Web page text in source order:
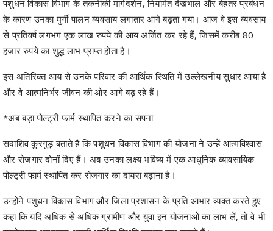
पशुधन विकास विभाग के तकनीकी मार्गदर्शन, नियमित देखभाल और बेहतर प्रबंधन
के कारण उनका मुर्गी पालन व्यवसाय लगातार आगे बढ़ता गया। आज वे इस व्यवसाय
से प्रतिवर्ष लगभग एक लाख रुपये की आय अर्जित कर रहे हैं, जिसमें करीब 80
हजार रुपये का शुद्ध लाभ प्राप्त होता है।
इस अतिरिक्त आय से उनके परिवार की आर्थिक स्थिति में उल्लेखनीय सुधार आया है
और वे आत्मनिर्भर जीवन की ओर आगे बढ़ रहे हैं।
*अब बड़ा पोल्ट्री फार्म स्थापित करने का सपना
सदाशिव कुरगुड़ बताते हैं कि पशुधन विकास विभाग की योजना ने उन्हें आत्मविश्वास
और रोजगार दोनों दिए हैं। अब उनका लक्ष्य भविष्य में एक आधुनिक व्यावसायिक
पोल्ट्री फार्म स्थापित कर रोजगार का दायरा बढ़ाना है।
उन्होंने पशुधन विकास विभाग और जिला प्रशासन के प्रति आभार व्यक्त करते हुए
कहा कि यदि अधिक से अधिक ग्रामीण और युवा इन योजनाओं का लाभ लें, तो वे भी